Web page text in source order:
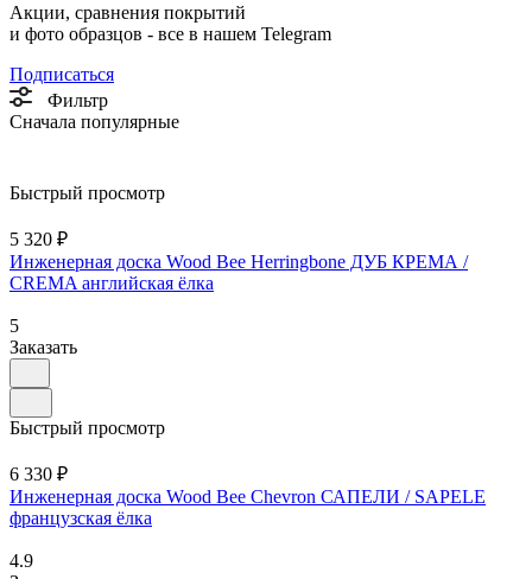
Акции, сравнения покрытий
и фото образцов - все в нашем Telegram
Подписаться
Фильтр
Сначала популярные
Быстрый просмотр
5 320 ₽
Инженерная доска Wood Bee Herringbone ДУБ КРЕМА /
CREMA английская ёлка
5
Заказать
Быстрый просмотр
6 330 ₽
Инженерная доска Wood Bee Chevron САПЕЛИ / SAPELE
французская ёлка
4.9